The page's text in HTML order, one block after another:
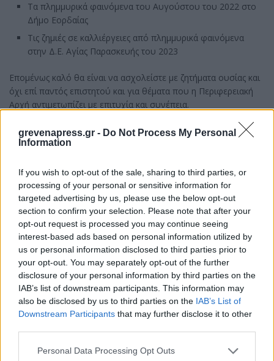
grevenapress.gr - Do Not Process My Personal
Information
If you wish to opt-out of the sale, sharing to third parties, or
processing of your personal or sensitive information for
targeted advertising by us, please use the below opt-out
section to confirm your selection. Please note that after your
opt-out request is processed you may continue seeing
interest-based ads based on personal information utilized by
us or personal information disclosed to third parties prior to
your opt-out. You may separately opt-out of the further
disclosure of your personal information by third parties on the
IAB’s list of downstream participants. This information may
also be disclosed by us to third parties on the IAB’s List of
Downstream Participants that may further disclose it to other
Personal Data Processing Opt Outs
Τα πλημμυρικά φαινόμενα του Αυγούστου του 2022 στο
Δήμο Εορδαίας
Τις ζημιές σε καλλιέργειες από πλημμυρικά φαινόμενα
στην Δ.Ε. Αγίας Παρασκευής του 2023
Επομένως καλό θα είναι να ασχολείστε με ζητήματα ουσίας και
όχι επί παντός επιστητού και για θέματα που η Περιφερειακή
Αρχή αντιμετωπίζει με επιτυχία και συνέπεια.
Συνήθως ανυπόστατες ελλείψεις ανακαλύπτουν όσοι
διαθέτουν ελεύθερο χρόνο γι΄αυτό.
Κοζάνη 05/02/2026
Με εκτίμηση
Ο Περιφερειάρχης Δυτικής Μακεδονίας
Γιώργος Αμανατίδης